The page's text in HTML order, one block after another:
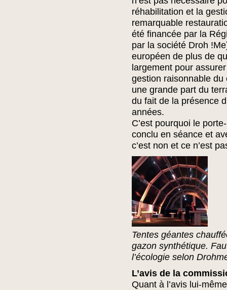
réhabilitation et la
remarquable
été financée par la
par la société Droh
européen de plus de
largement pour
gestion raisonnable du
une grande part du
du fait de la présence
années.
C’est pourquoi le
conclu en séance et
c’est non et ce n’est
Tentes géantes
gazon synthétique.
l’écologie selon
L’avis de la
Quant à l’avis lui-